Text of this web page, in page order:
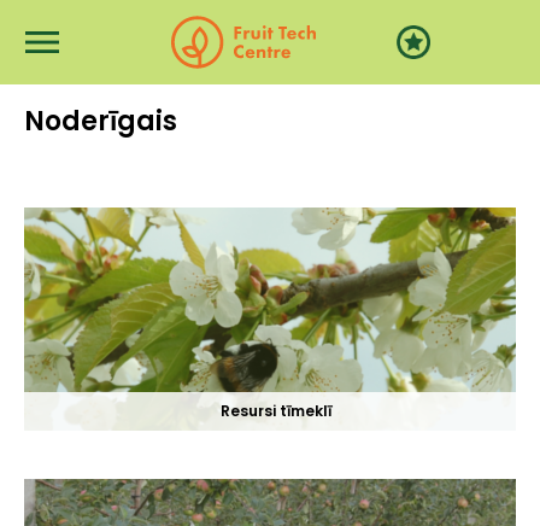
Noderīgais
Resursi tīmeklī